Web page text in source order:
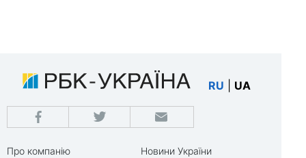
RU UA
Про компанію
Новини України